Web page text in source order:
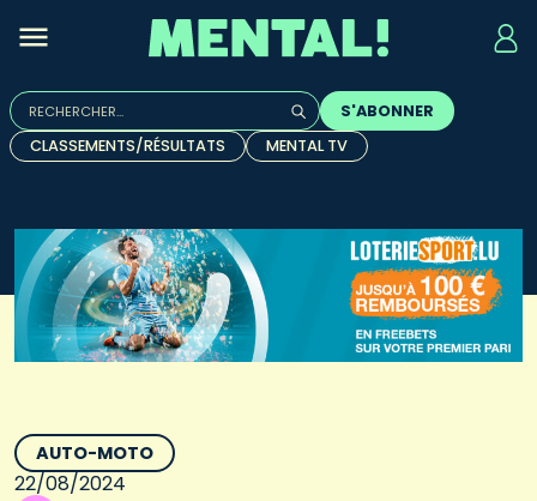
Rechercher :
Quand les résultats de l'auto-complétion sont
S'ABONNER
CLASSEMENTS/RÉSULTATS
MENTAL TV
AUTO-MOTO
22/08/2024